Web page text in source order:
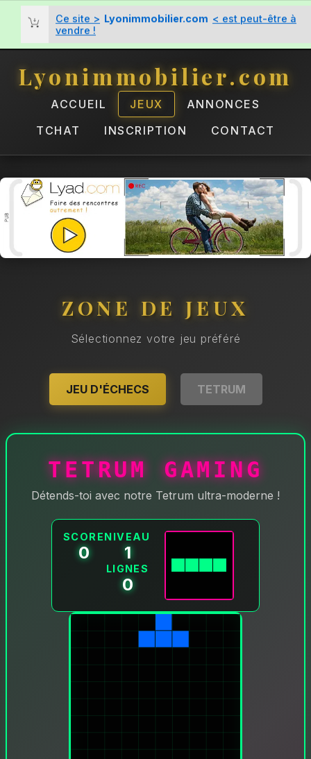
Ce site > Lyonimmobilier.com < est peut-être à
vendre !
Lyonimmobilier.com
ACCUEIL JEUX
ANNONCES
TCHAT
INSCRIPTION CONTACT
ZONE DE JEUX
Sélectionnez votre jeu préféré
JEU D'ÉCHECS TETRUM
TETRUM GAMING
Détends-toi avec notre Tetrum ultra-moderne !
SCORE
0
NIVEAU
1
LIGNES
0